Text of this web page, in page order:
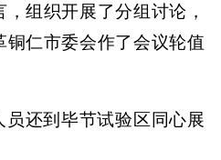
组织开展了分组讨论，
铜仁市委会作了会议轮值
员还到毕节试验区同心展